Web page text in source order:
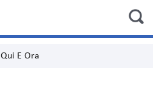
Qui E Ora